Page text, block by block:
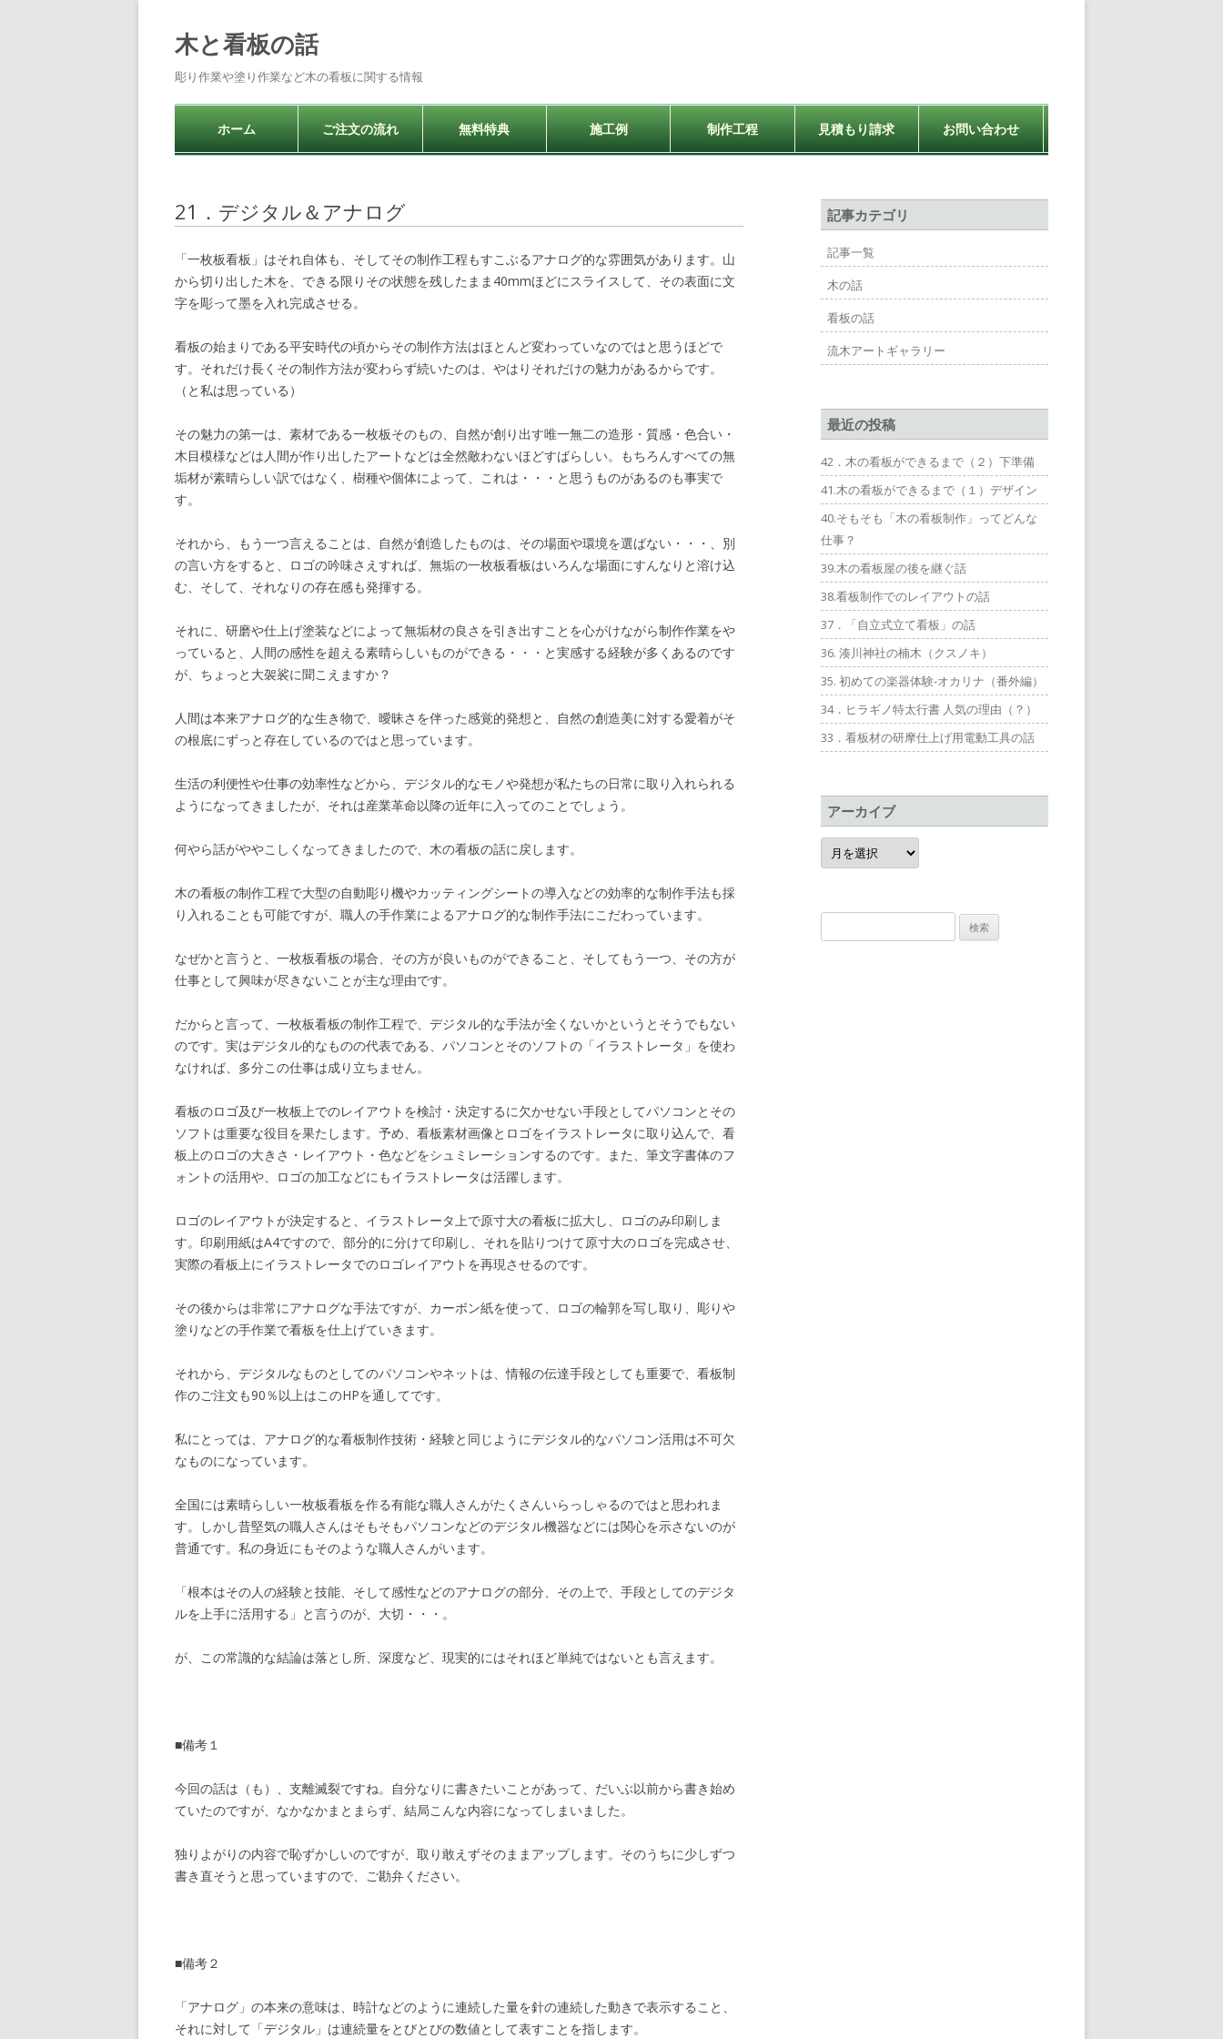
木と看板の話
彫り作業や塗り作業など木の看板に関する情報
コ
ン
テ
ン
ツ
プ
ホーム ご注文の流れ 無料特典 施工例 制作工程 見積もり請求 お問い合わせ
21．デジタル＆アナログ
「一枚板看板」はそれ自体も、そしてその制作工程もすこぶるアナログ的な雰囲気があります。山
から切り出した木を、できる限りその状態を残したまま40mmほどにスライスして、その表面に文
字を彫って墨を入れ完成させる。
看板の始まりである平安時代の頃からその制作方法はほとんど変わっていなのではと思うほどで
す。それだけ長くその制作方法が変わらず続いたのは、やはりそれだけの魅力があるからです。
（と私は思っている）
その魅力の第一は、素材である一枚板そのもの、自然が創り出す唯一無二の造形・質感・色合い・
木目模様などは人間が作り出したアートなどは全然敵わないほどすばらしい。もちろんすべての無
垢材が素晴らしい訳ではなく、樹種や個体によって、これは・・・と思うものがあるのも事実で
す。
それから、もう一つ言えることは、自然が創造したものは、その場面や環境を選ばない・・・、別
の言い方をすると、ロゴの吟味さえすれば、無垢の一枚板看板はいろんな場面にすんなりと溶け込
む、そして、それなりの存在感も発揮する。
それに、研磨や仕上げ塗装などによって無垢材の良さを引き出すことを心がけながら制作作業をや
っていると、人間の感性を超える素晴らしいものができる・・・と実感する経験が多くあるのです
が、ちょっと大袈裟に聞こえますか？
人間は本来アナログ的な生き物で、曖昧さを伴った感覚的発想と、自然の創造美に対する愛着がそ
の根底にずっと存在しているのではと思っています。
生活の利便性や仕事の効率性などから、デジタル的なモノや発想が私たちの日常に取り入れられる
ようになってきましたが、それは産業革命以降の近年に入ってのことでしょう。
何やら話がややこしくなってきましたので、木の看板の話に戻します。
木の看板の制作工程で大型の自動彫り機やカッティングシートの導入などの効率的な制作手法も採
り入れることも可能ですが、職人の手作業によるアナログ的な制作手法にこだわっています。
なぜかと言うと、一枚板看板の場合、その方が良いものができること、そしてもう一つ、その方が
仕事として興味が尽きないことが主な理由です。
だからと言って、一枚板看板の制作工程で、デジタル的な手法が全くないかというとそうでもない
のです。実はデジタル的なものの代表である、パソコンとそのソフトの「イラストレータ」を使わ
なければ、多分この仕事は成り立ちません。
看板のロゴ及び一枚板上でのレイアウトを検討・決定するに欠かせない手段としてパソコンとその
ソフトは重要な役目を果たします。予め、看板素材画像とロゴをイラストレータに取り込んで、看
板上のロゴの大きさ・レイアウト・色などをシュミレーションするのです。また、筆文字書体のフ
ォントの活用や、ロゴの加工などにもイラストレータは活躍します。
ロゴのレイアウトが決定すると、イラストレータ上で原寸大の看板に拡大し、ロゴのみ印刷しま
す。印刷用紙はA4ですので、部分的に分けて印刷し、それを貼りつけて原寸大のロゴを完成させ、
実際の看板上にイラストレータでのロゴレイアウトを再現させるのです。
その後からは非常にアナログな手法ですが、カーボン紙を使って、ロゴの輪郭を写し取り、彫りや
塗りなどの手作業で看板を仕上げていきます。
それから、デジタルなものとしてのパソコンやネットは、情報の伝達手段としても重要で、看板制
作のご注文も90％以上はこのHPを通してです。
私にとっては、アナログ的な看板制作技術・経験と同じようにデジタル的なパソコン活用は不可欠
なものになっています。
全国には素晴らしい一枚板看板を作る有能な職人さんがたくさんいらっしゃるのではと思われま
す。しかし昔堅気の職人さんはそもそもパソコンなどのデジタル機器などには関心を示さないのが
普通です。私の身近にもそのような職人さんがいます。
「根本はその人の経験と技能、そして感性などのアナログの部分、その上で、手段としてのデジタ
ルを上手に活用する」と言うのが、大切・・・。
が、この常識的な結論は落とし所、深度など、現実的にはそれほど単純ではないとも言えます。
■備考１
今回の話は（も）、支離滅裂ですね。自分なりに書きたいことがあって、だいぶ以前から書き始め
ていたのですが、なかなかまとまらず、結局こんな内容になってしまいました。
独りよがりの内容で恥ずかしいのですが、取り敢えずそのままアップします。そのうちに少しずつ
書き直そうと思っていますので、ご勘弁ください。
■備考２
「アナログ」の本来の意味は、時計などのように連続した量を針の連続した動きで表示すること、
それに対して「デジタル」は連続量をとびとびの数値として表すことを指します。
記事カテゴリ
記事一覧
木の話
看板の話
流木アートギャラリー
最近の投稿
42．木の看板ができるまで（２）下準備
41.木の看板ができるまで（１）デザイン
40.そもそも「木の看板制作」ってどんな
仕事？
39.木の看板屋の後を継ぐ話
38.看板制作でのレイアウトの話
37．「自立式立て看板」の話
36. 湊川神社の楠木（クスノキ）
35. 初めての楽器体験-オカリナ（番外編）
34．ヒラギノ特太行書 人気の理由（？）
33．看板材の研摩仕上げ用電動工具の話
アーカイブ
ア
ー
カ
索: